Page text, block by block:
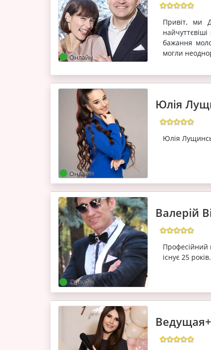
Онлайн
Привіт, ми
бажання
могли
Онлайн
Юлія
Юлія
Онлайн
Валерій
Професійний
існує 25 років.